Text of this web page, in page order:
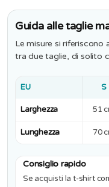
Guida alle taglie
Le misure si riferiscono
tra due taglie, di solito
EU S
Larghezza 51
Lunghezza 70
Consiglio rapido
Se acquisti la t-shirt